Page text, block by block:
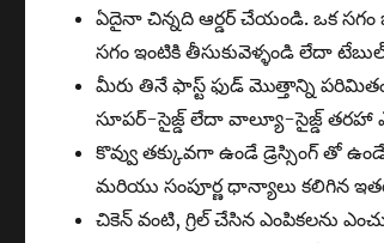
ఏదైనా చిన్నది ఆర్డర్ చేయండి. ఒక
సగం ఇంటికి తీసుకువెళ్ళండి లేదా
మీరు తినే ఫాస్ట్ ఫుడ్ మొత్తాన్ని
సూపర్-సైజ్డ్ లేదా వాల్యూ-సైజ్డ్ తరహా
కొవ్వు తక్కువగా ఉండే డ్రెస్సింగ్ తో
మరియు సంపూర్ణ ధాన్యాలు కలిగిన
చికెన్ వంటి, గ్రిల్ చేసిన ఎంపికలను